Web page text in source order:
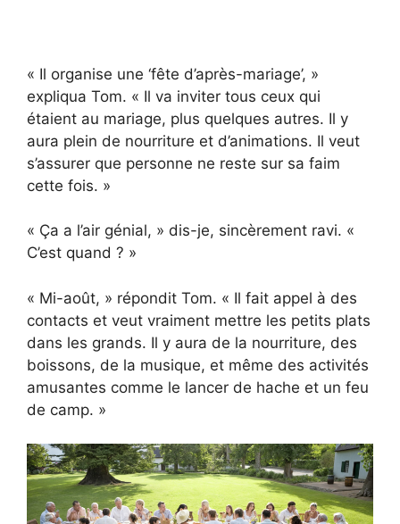
« Il organise une ‘fête d’après-mariage’, »
expliqua Tom. « Il va inviter tous ceux qui
étaient au mariage, plus quelques autres. Il y
aura plein de nourriture et d’animations. Il veut
s’assurer que personne ne reste sur sa faim
cette fois. »
« Ça a l’air génial, » dis-je, sincèrement ravi. «
C’est quand ? »
« Mi-août, » répondit Tom. « Il fait appel à des
contacts et veut vraiment mettre les petits plats
dans les grands. Il y aura de la nourriture, des
boissons, de la musique, et même des activités
amusantes comme le lancer de hache et un feu
de camp. »